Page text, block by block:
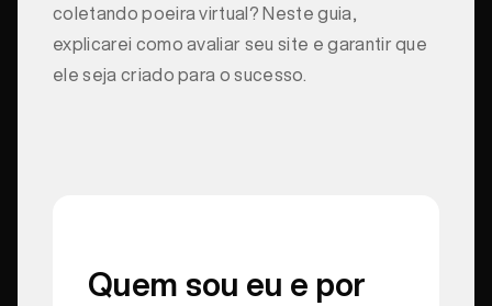
coletando poeira virtual? Neste guia,
explicarei como avaliar seu site e garantir que
ele seja criado para o sucesso.
Quem sou eu e por